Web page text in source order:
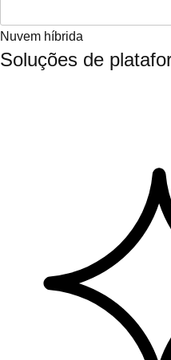
Nuvem híbrida
Soluções de